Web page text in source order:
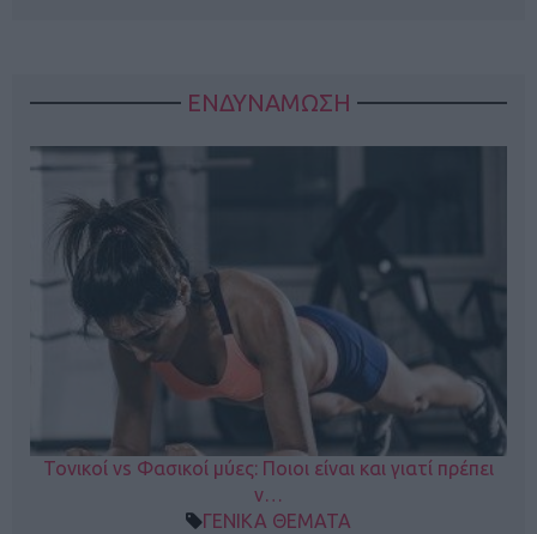
ΕΝΔΥΝΑΜΩΣΗ
Τονικοί vs Φασικοί μύες: Ποιοι είναι και γιατί πρέπει
ν…
ΓΕΝΙΚΑ ΘΕΜΑΤΑ